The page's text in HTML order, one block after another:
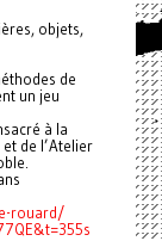
objets,
de
un jeu
à la
de l’Atelier
rouard/